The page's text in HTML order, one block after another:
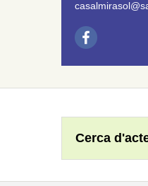
Cerca